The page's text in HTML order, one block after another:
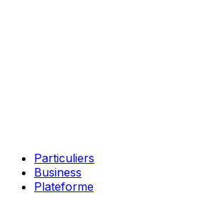
Particuliers
Business
Plateforme